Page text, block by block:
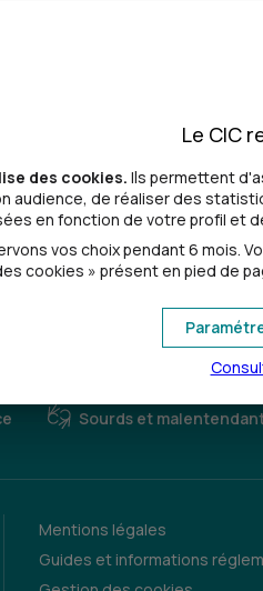
et malentendantes
Sourds et
Mentions légales
Guides et informations
Le CIC
des cookies. Ils permettent
audience, de réaliser des
en fonction de votre profil et
vos choix pendant 6 mois.
cookies » présent en pied de